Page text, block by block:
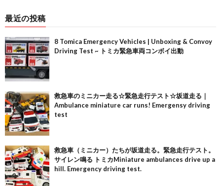
最近の投稿
8 Tomica Emergency Vehicles | Unboxing & Convoy
Driving Test ~ トミカ緊急車両コンボイ出動
救急車のミニカー走る☆緊急走行テスト☆坂道走る｜
Ambulance miniature car runs! Emergensy driving
test
救急車（ミニカー）たちが坂道走る。緊急走行テスト。
サイレン鳴る トミカMiniature ambulances drive up a
hill. Emergency driving test.